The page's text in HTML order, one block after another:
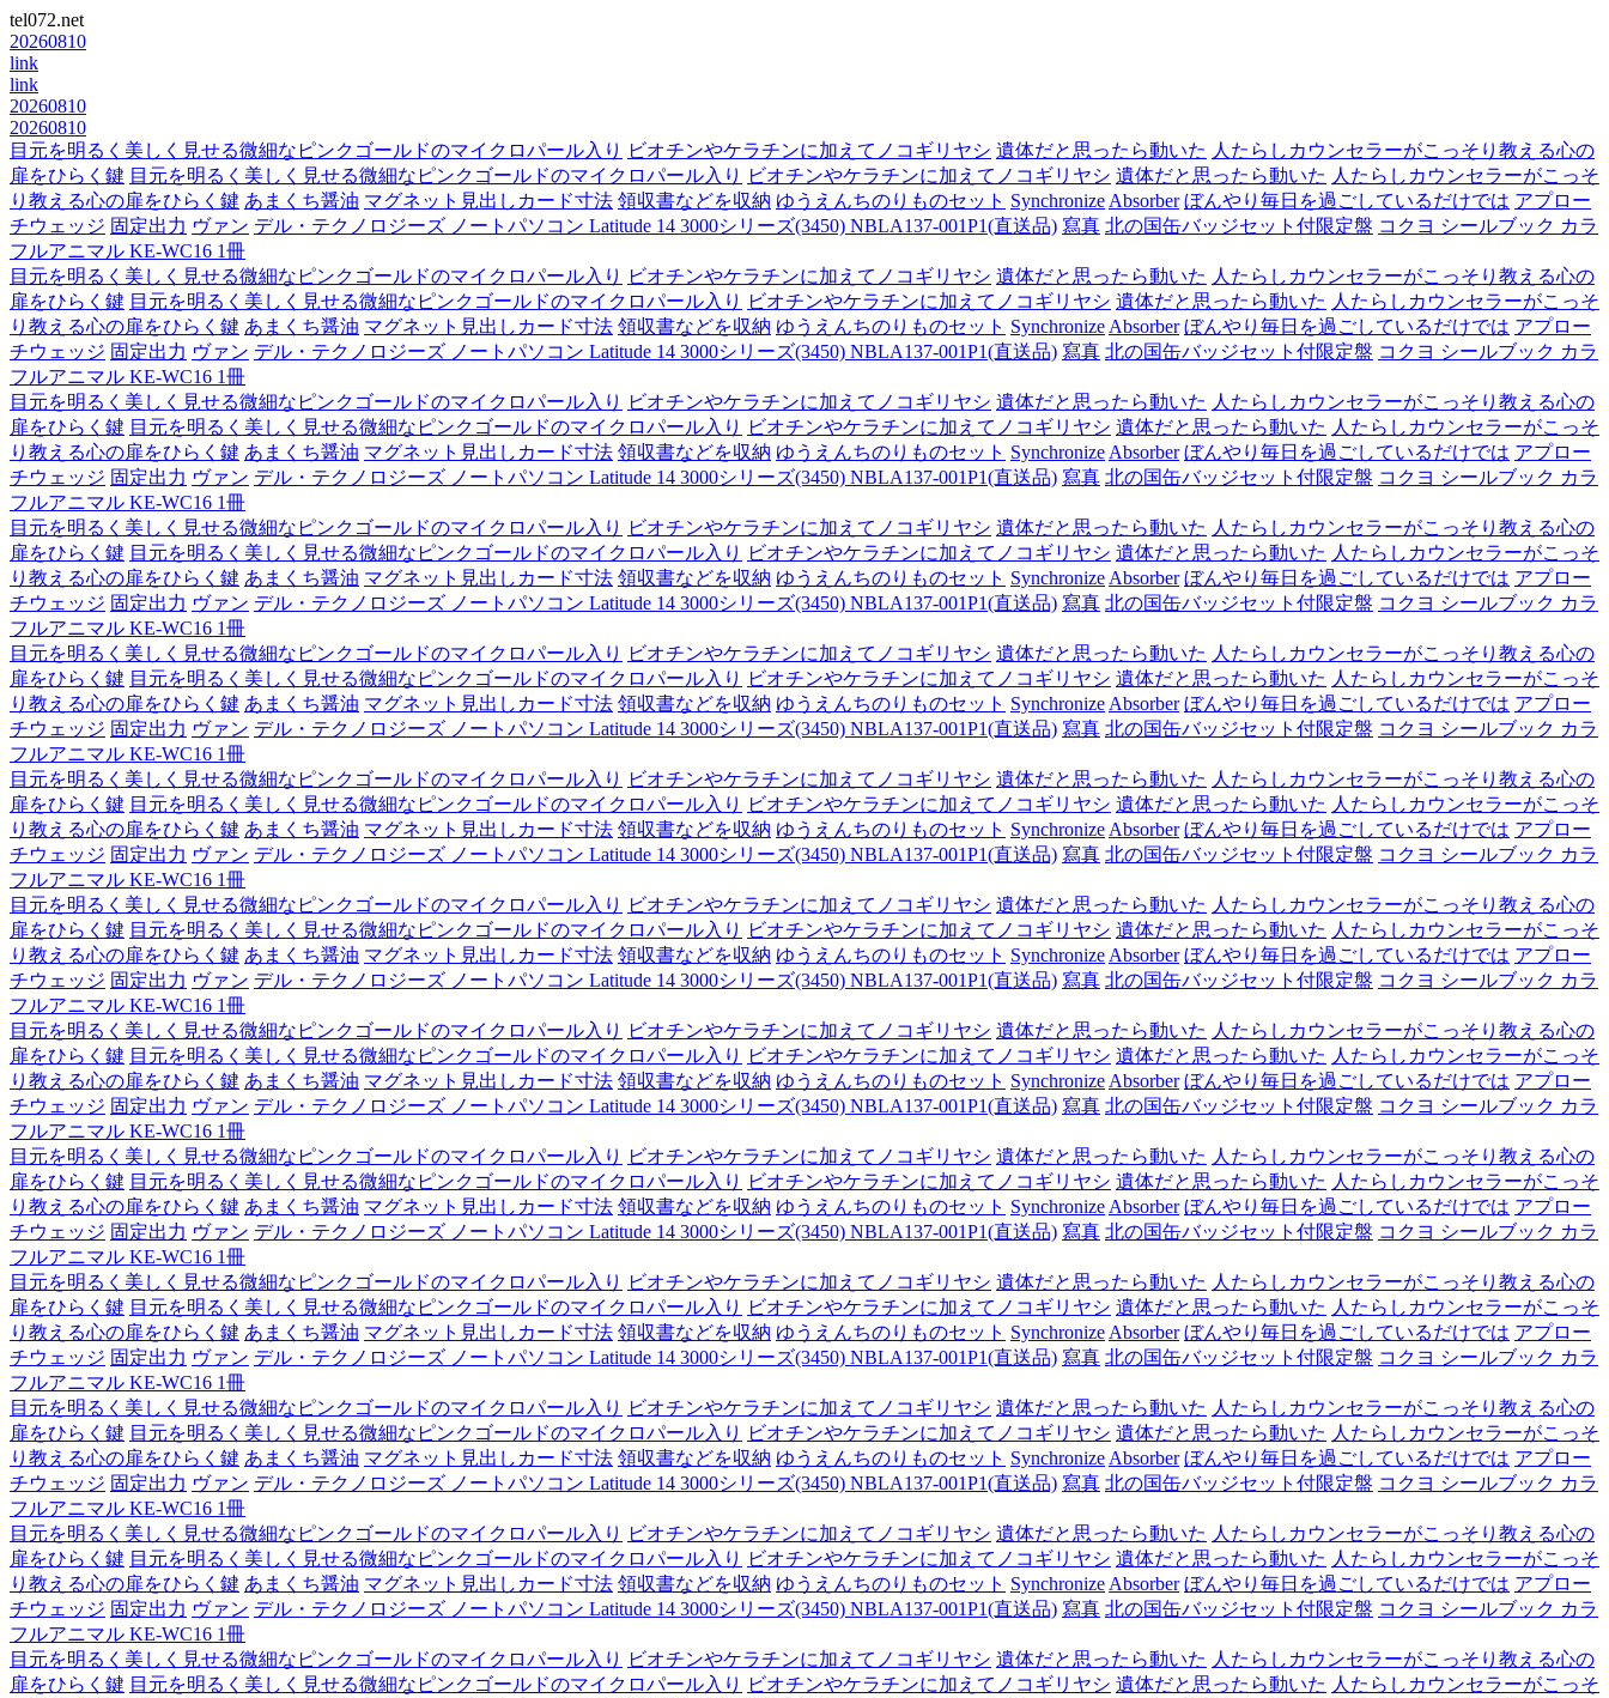
tel072.net
20260810
link
link
20260810
20260810
目元を明るく美しく見せる微細なピンクゴールドのマイクロパール入り
ビオチンやケラチンに加えてノコギリヤシ 遺体だと思ったら動いた 人たらしカウンセラーがこっそり教える心の
扉をひらく鍵 目元を明るく美しく見せる微細なピンクゴールドのマイクロパール入り ビオチンやケラチンに加えてノコギリヤシ 遺体だと思ったら動いた 人たらしカウンセラーがこっそ
り教える心の扉をひらく鍵 あまくち醤油 マグネット見出しカード寸法 領収書などを収納 ゆうえんちのりものセット Synchronize Absorber ぼんやり毎日を過ごしているだけでは アプロー
チウェッジ 固定出力 ヴァン デル・テクノロジーズ ノートパソコン Latitude 14 3000シリーズ(3450) NBLA137-001P1(直送品) 寫真 北の国缶バッジセット付限定盤 コクヨ シールブック カラ
フルアニマル KE-WC16 1冊
目元を明るく美しく見せる微細なピンクゴールドのマイクロパール入り
ビオチンやケラチンに加えてノコギリヤシ 遺体だと思ったら動いた 人たらしカウンセラーがこっそり教える心の
扉をひらく鍵 目元を明るく美しく見せる微細なピンクゴールドのマイクロパール入り ビオチンやケラチンに加えてノコギリヤシ 遺体だと思ったら動いた 人たらしカウンセラーがこっそ
り教える心の扉をひらく鍵 あまくち醤油 マグネット見出しカード寸法 領収書などを収納 ゆうえんちのりものセット Synchronize Absorber ぼんやり毎日を過ごしているだけでは アプロー
チウェッジ 固定出力 ヴァン デル・テクノロジーズ ノートパソコン Latitude 14 3000シリーズ(3450) NBLA137-001P1(直送品) 寫真 北の国缶バッジセット付限定盤 コクヨ シールブック カラ
フルアニマル KE-WC16 1冊
目元を明るく美しく見せる微細なピンクゴールドのマイクロパール入り
ビオチンやケラチンに加えてノコギリヤシ 遺体だと思ったら動いた 人たらしカウンセラーがこっそり教える心の
扉をひらく鍵 目元を明るく美しく見せる微細なピンクゴールドのマイクロパール入り ビオチンやケラチンに加えてノコギリヤシ 遺体だと思ったら動いた 人たらしカウンセラーがこっそ
り教える心の扉をひらく鍵 あまくち醤油 マグネット見出しカード寸法 領収書などを収納 ゆうえんちのりものセット Synchronize Absorber ぼんやり毎日を過ごしているだけでは アプロー
チウェッジ 固定出力 ヴァン デル・テクノロジーズ ノートパソコン Latitude 14 3000シリーズ(3450) NBLA137-001P1(直送品) 寫真 北の国缶バッジセット付限定盤 コクヨ シールブック カラ
フルアニマル KE-WC16 1冊
目元を明るく美しく見せる微細なピンクゴールドのマイクロパール入り
ビオチンやケラチンに加えてノコギリヤシ 遺体だと思ったら動いた 人たらしカウンセラーがこっそり教える心の
扉をひらく鍵 目元を明るく美しく見せる微細なピンクゴールドのマイクロパール入り ビオチンやケラチンに加えてノコギリヤシ 遺体だと思ったら動いた 人たらしカウンセラーがこっそ
り教える心の扉をひらく鍵 あまくち醤油 マグネット見出しカード寸法 領収書などを収納 ゆうえんちのりものセット Synchronize Absorber ぼんやり毎日を過ごしているだけでは アプロー
チウェッジ 固定出力 ヴァン デル・テクノロジーズ ノートパソコン Latitude 14 3000シリーズ(3450) NBLA137-001P1(直送品) 寫真 北の国缶バッジセット付限定盤 コクヨ シールブック カラ
フルアニマル KE-WC16 1冊
目元を明るく美しく見せる微細なピンクゴールドのマイクロパール入り
ビオチンやケラチンに加えてノコギリヤシ 遺体だと思ったら動いた 人たらしカウンセラーがこっそり教える心の
扉をひらく鍵 目元を明るく美しく見せる微細なピンクゴールドのマイクロパール入り ビオチンやケラチンに加えてノコギリヤシ 遺体だと思ったら動いた 人たらしカウンセラーがこっそ
り教える心の扉をひらく鍵 あまくち醤油 マグネット見出しカード寸法 領収書などを収納 ゆうえんちのりものセット Synchronize Absorber ぼんやり毎日を過ごしているだけでは アプロー
チウェッジ 固定出力 ヴァン デル・テクノロジーズ ノートパソコン Latitude 14 3000シリーズ(3450) NBLA137-001P1(直送品) 寫真 北の国缶バッジセット付限定盤 コクヨ シールブック カラ
フルアニマル KE-WC16 1冊
目元を明るく美しく見せる微細なピンクゴールドのマイクロパール入り
ビオチンやケラチンに加えてノコギリヤシ 遺体だと思ったら動いた 人たらしカウンセラーがこっそり教える心の
扉をひらく鍵 目元を明るく美しく見せる微細なピンクゴールドのマイクロパール入り ビオチンやケラチンに加えてノコギリヤシ 遺体だと思ったら動いた 人たらしカウンセラーがこっそ
り教える心の扉をひらく鍵 あまくち醤油 マグネット見出しカード寸法 領収書などを収納 ゆうえんちのりものセット Synchronize Absorber ぼんやり毎日を過ごしているだけでは アプロー
チウェッジ 固定出力 ヴァン デル・テクノロジーズ ノートパソコン Latitude 14 3000シリーズ(3450) NBLA137-001P1(直送品) 寫真 北の国缶バッジセット付限定盤 コクヨ シールブック カラ
フルアニマル KE-WC16 1冊
目元を明るく美しく見せる微細なピンクゴールドのマイクロパール入り
ビオチンやケラチンに加えてノコギリヤシ 遺体だと思ったら動いた 人たらしカウンセラーがこっそり教える心の
扉をひらく鍵 目元を明るく美しく見せる微細なピンクゴールドのマイクロパール入り ビオチンやケラチンに加えてノコギリヤシ 遺体だと思ったら動いた 人たらしカウンセラーがこっそ
り教える心の扉をひらく鍵 あまくち醤油 マグネット見出しカード寸法 領収書などを収納 ゆうえんちのりものセット Synchronize Absorber ぼんやり毎日を過ごしているだけでは アプロー
チウェッジ 固定出力 ヴァン デル・テクノロジーズ ノートパソコン Latitude 14 3000シリーズ(3450) NBLA137-001P1(直送品) 寫真 北の国缶バッジセット付限定盤 コクヨ シールブック カラ
フルアニマル KE-WC16 1冊
目元を明るく美しく見せる微細なピンクゴールドのマイクロパール入り
ビオチンやケラチンに加えてノコギリヤシ 遺体だと思ったら動いた 人たらしカウンセラーがこっそり教える心の
扉をひらく鍵 目元を明るく美しく見せる微細なピンクゴールドのマイクロパール入り ビオチンやケラチンに加えてノコギリヤシ 遺体だと思ったら動いた 人たらしカウンセラーがこっそ
り教える心の扉をひらく鍵 あまくち醤油 マグネット見出しカード寸法 領収書などを収納 ゆうえんちのりものセット Synchronize Absorber ぼんやり毎日を過ごしているだけでは アプロー
チウェッジ 固定出力 ヴァン デル・テクノロジーズ ノートパソコン Latitude 14 3000シリーズ(3450) NBLA137-001P1(直送品) 寫真 北の国缶バッジセット付限定盤 コクヨ シールブック カラ
フルアニマル KE-WC16 1冊
目元を明るく美しく見せる微細なピンクゴールドのマイクロパール入り
ビオチンやケラチンに加えてノコギリヤシ 遺体だと思ったら動いた 人たらしカウンセラーがこっそり教える心の
扉をひらく鍵 目元を明るく美しく見せる微細なピンクゴールドのマイクロパール入り ビオチンやケラチンに加えてノコギリヤシ 遺体だと思ったら動いた 人たらしカウンセラーがこっそ
り教える心の扉をひらく鍵 あまくち醤油 マグネット見出しカード寸法 領収書などを収納 ゆうえんちのりものセット Synchronize Absorber ぼんやり毎日を過ごしているだけでは アプロー
チウェッジ 固定出力 ヴァン デル・テクノロジーズ ノートパソコン Latitude 14 3000シリーズ(3450) NBLA137-001P1(直送品) 寫真 北の国缶バッジセット付限定盤 コクヨ シールブック カラ
フルアニマル KE-WC16 1冊
目元を明るく美しく見せる微細なピンクゴールドのマイクロパール入り
ビオチンやケラチンに加えてノコギリヤシ 遺体だと思ったら動いた 人たらしカウンセラーがこっそり教える心の
扉をひらく鍵 目元を明るく美しく見せる微細なピンクゴールドのマイクロパール入り ビオチンやケラチンに加えてノコギリヤシ 遺体だと思ったら動いた 人たらしカウンセラーがこっそ
り教える心の扉をひらく鍵 あまくち醤油 マグネット見出しカード寸法 領収書などを収納 ゆうえんちのりものセット Synchronize Absorber ぼんやり毎日を過ごしているだけでは アプロー
チウェッジ 固定出力 ヴァン デル・テクノロジーズ ノートパソコン Latitude 14 3000シリーズ(3450) NBLA137-001P1(直送品) 寫真 北の国缶バッジセット付限定盤 コクヨ シールブック カラ
フルアニマル KE-WC16 1冊
目元を明るく美しく見せる微細なピンクゴールドのマイクロパール入り
ビオチンやケラチンに加えてノコギリヤシ 遺体だと思ったら動いた 人たらしカウンセラーがこっそり教える心の
扉をひらく鍵 目元を明るく美しく見せる微細なピンクゴールドのマイクロパール入り ビオチンやケラチンに加えてノコギリヤシ 遺体だと思ったら動いた 人たらしカウンセラーがこっそ
り教える心の扉をひらく鍵 あまくち醤油 マグネット見出しカード寸法 領収書などを収納 ゆうえんちのりものセット Synchronize Absorber ぼんやり毎日を過ごしているだけでは アプロー
チウェッジ 固定出力 ヴァン デル・テクノロジーズ ノートパソコン Latitude 14 3000シリーズ(3450) NBLA137-001P1(直送品) 寫真 北の国缶バッジセット付限定盤 コクヨ シールブック カラ
フルアニマル KE-WC16 1冊
目元を明るく美しく見せる微細なピンクゴールドのマイクロパール入り
ビオチンやケラチンに加えてノコギリヤシ 遺体だと思ったら動いた 人たらしカウンセラーがこっそり教える心の
扉をひらく鍵 目元を明るく美しく見せる微細なピンクゴールドのマイクロパール入り ビオチンやケラチンに加えてノコギリヤシ 遺体だと思ったら動いた 人たらしカウンセラーがこっそ
り教える心の扉をひらく鍵 あまくち醤油 マグネット見出しカード寸法 領収書などを収納 ゆうえんちのりものセット Synchronize Absorber ぼんやり毎日を過ごしているだけでは アプロー
チウェッジ 固定出力 ヴァン デル・テクノロジーズ ノートパソコン Latitude 14 3000シリーズ(3450) NBLA137-001P1(直送品) 寫真 北の国缶バッジセット付限定盤 コクヨ シールブック カラ
フルアニマル KE-WC16 1冊
目元を明るく美しく見せる微細なピンクゴールドのマイクロパール入り
ビオチンやケラチンに加えてノコギリヤシ 遺体だと思ったら動いた 人たらしカウンセラーがこっそり教える心の
扉をひらく鍵 目元を明るく美しく見せる微細なピンクゴールドのマイクロパール入り ビオチンやケラチンに加えてノコギリヤシ 遺体だと思ったら動いた 人たらしカウンセラーがこっそ